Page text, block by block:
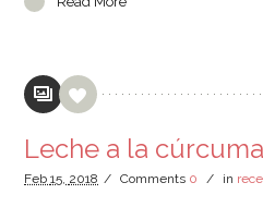
Leche a la cúrcuma
Feb15, 2018 / Comments 0 / in